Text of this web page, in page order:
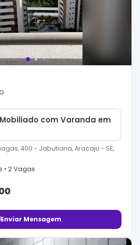
com Varanda em
400 - Jabutiana, Aracaju - SE,
• 2Vagas
Enviar Mensagem